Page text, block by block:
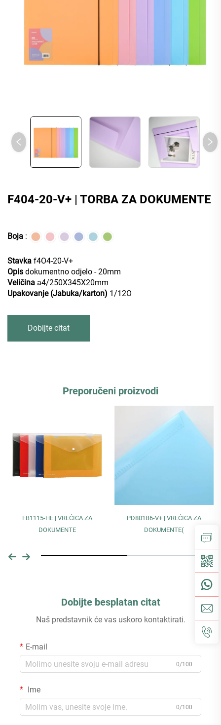
F404-20-V+ | TORBA ZA DOKUMENTE
Boja :
Stavka f4O4-20-V+
Opis dokumentno odjelo - 20mm
Veličina a4/250X345X20mm
Upakovanje (Jabuka/karton) 1/12O
Dobijte citat
Preporučeni proizvodi
FB1115-HE | VREĆICA ZA
DOKUMENTE
PD801B6-V+ | VREĆICA ZA
DOKUMENTE(
Dobijte besplatan citat
Naš predstavnik će vas uskoro kontaktirati.
E-mail
0/100
Ime
0/100